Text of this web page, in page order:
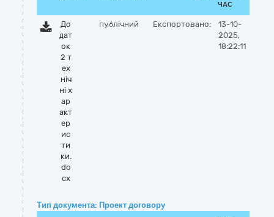
ЧАС
До
дат
ок
2 т
ех
ніч
ні х
ар
акт
ер
ис
ти
ки.
do
cx
публічний Експортовано:
13-10-
2025,
18:22:11
Тип документа: Проект договору